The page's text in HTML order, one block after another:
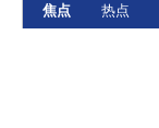
焦点
热点